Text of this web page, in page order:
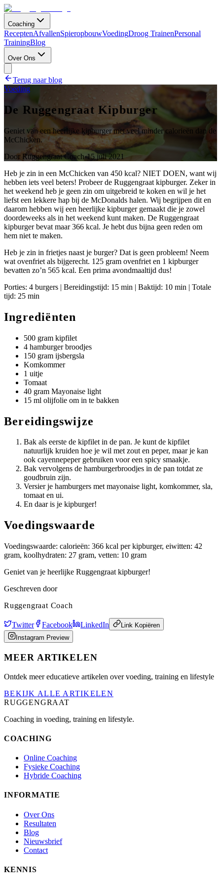
Coaching
ReceptenAfvallenSpieropbouwVoedingDroog TrainenPersonal
TrainingBlog
Over Ons
Terug naar blog
Voeding
De Ruggengraat Kipburger
Geniet van een heerlijke kipburger met veel minder calorieën dan de
McChicken.
Door Ruggengraat Coach·15 juli 2021
Heb je zin in een McChicken van 450 kcal? NIET DOEN, want wij
hebben iets veel beters! Probeer de Ruggengraat kipburger. Zeker in
het weekend heb je geen zin om uitgebreid te koken en wil je het
liefst een lekkere hap bij de McDonalds halen. Wij begrijpen dit en
daarom hebben wij een heerlijke kipburger gemaakt die je zowel
doordeweeks als in het weekend kunt maken. De Ruggengraat
kipburger bevat maar 366 kcal. Je hebt dus bijna geen reden om
hem niet te maken.
Heb je zin in frietjes naast je burger? Dat is geen probleem! Neem
wat ovenfriet als bijgerecht. 125 gram ovenfriet en 1 kipburger
bevatten zo’n 565 kcal. Een prima avondmaaltijd dus!
Porties: 4 burgers | Bereidingstijd: 15 min | Baktijd: 10 min | Totale
tijd: 25 min
Ingrediënten
500 gram kipfilet
4 hamburger broodjes
150 gram ijsbergsla
Komkommer
1 uitje
Tomaat
40 gram Mayonaise light
15 ml olijfolie om in te bakken
Bereidingswijze
Bak als eerste de kipfilet in de pan. Je kunt de kipfilet
natuurlijk kruiden hoe je wil met zout en peper, maar je kan
ook cayennepeper gebruiken voor een spicy smaakje.
Bak vervolgens de hamburgerbroodjes in de pan totdat ze
goudbruin zijn.
Versier je hamburgers met mayonaise light, komkommer, sla,
tomaat en ui.
En daar is je kipburger!
Voedingswaarde
Voedingswaarde: calorieën: 366 kcal per kipburger, eiwitten: 42
gram, koolhydraten: 27 gram, vetten: 10 gram
Geniet van je heerlijke Ruggengraat kipburger!
Geschreven door
Ruggengraat Coach
Twitter Facebook LinkedIn
Link Kopiëren
Instagram Preview
MEER ARTIKELEN
Ontdek meer educatieve artikelen over voeding, training en lifestyle
BEKIJK ALLE ARTIKELEN
RUGGENGRAAT
Coaching in voeding, training en lifestyle.
COACHING
Online Coaching
Fysieke Coaching
Hybride Coaching
INFORMATIE
Over Ons
Resultaten
Blog
Nieuwsbrief
Contact
KENNIS